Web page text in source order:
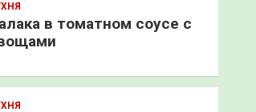
в томатном соусе с